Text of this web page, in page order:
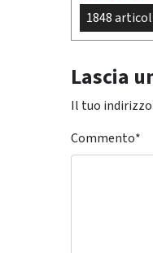
1848
Lascia
Il tuo
Commento*